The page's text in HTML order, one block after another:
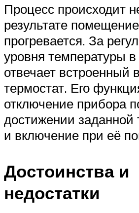
Процесс происходит
результате
прогревается. За
уровня температуры
отвечает встроенный
термостат. Его
отключение прибора
достижении заданной
и включение при её
Достоинства и
недостатки